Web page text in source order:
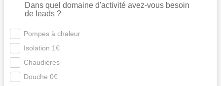
Dans quel domaine d'activité avez-vous besoin
de leads ?
Pompes à chaleur
Isolation 1€
Chaudières
Douche 0€